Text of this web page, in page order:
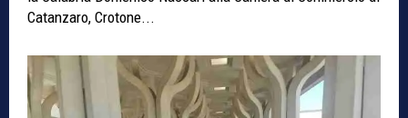
Catanzaro, Crotone...